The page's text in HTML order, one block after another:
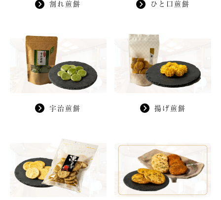
割れ煎餅 ひと口煎餅
宇治煎餅 揚げ煎餅